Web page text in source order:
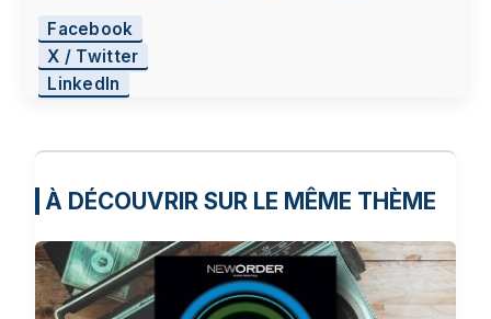
Facebook
X / Twitter
LinkedIn
À DÉCOUVRIR SUR LE MÊME THÈME